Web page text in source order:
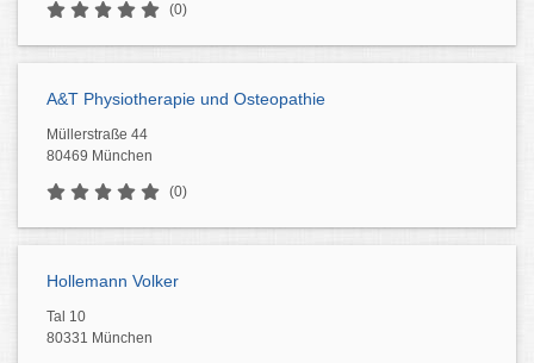
(0)
A&T Physiotherapie und Osteopathie
Müllerstraße 44
80469 München
(0)
Hollemann Volker
Tal 10
80331 München